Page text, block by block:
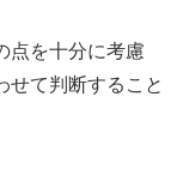
点を十分に考慮
せて判断すること